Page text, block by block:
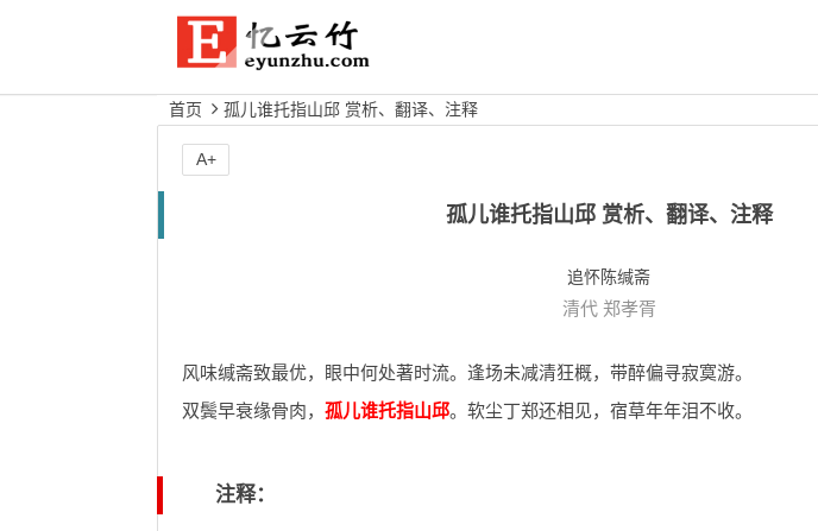
首页 孤儿谁托指山邱 赏析、翻译、注释
孤儿谁托指山邱 赏析、翻译、注释
追怀陈缄斋
清代 郑孝胥
风味缄斋致最优，眼中何处著时流。逢场未减清狂概，带醉偏寻寂寞游。
双鬓早衰缘骨肉， 孤儿谁托指山邱。软尘丁郑还相见，宿草年年泪不收。
注释：
A+